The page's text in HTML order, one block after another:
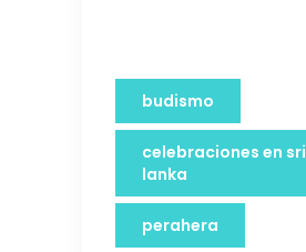
budismo
celebraciones en sri
lanka
perahera